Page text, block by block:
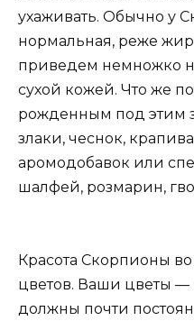
ухаживать. Обычно у
нормальная, реже
приведем немножко
сухой кожей. Что же
рожденным под этим
злаки, чеснок,
аромодобавок или
шалфей, розмарин,
Красота Скорпионы
цветов. Ваши цветы —
должны почти